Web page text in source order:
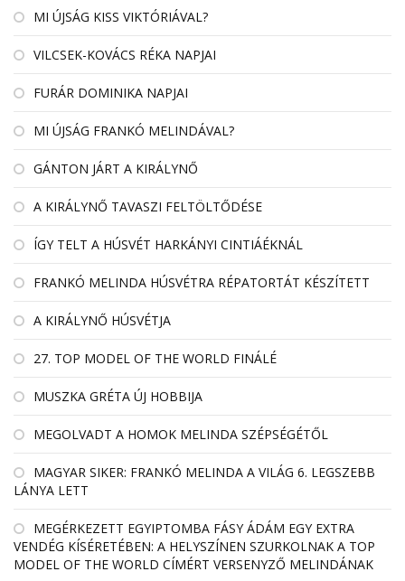
MI ÚJSÁG KISS VIKTÓRIÁVAL?
VILCSEK-KOVÁCS RÉKA NAPJAI
FURÁR DOMINIKA NAPJAI
MI ÚJSÁG FRANKÓ MELINDÁVAL?
GÁNTON JÁRT A KIRÁLYNŐ
A KIRÁLYNŐ TAVASZI FELTÖLTŐDÉSE
ÍGY TELT A HÚSVÉT HARKÁNYI CINTIÁÉKNÁL
FRANKÓ MELINDA HÚSVÉTRA RÉPATORTÁT KÉSZÍTETT
A KIRÁLYNŐ HÚSVÉTJA
27. TOP MODEL OF THE WORLD FINÁLÉ
MUSZKA GRÉTA ÚJ HOBBIJA
MEGOLVADT A HOMOK MELINDA SZÉPSÉGÉTŐL
MAGYAR SIKER: FRANKÓ MELINDA A VILÁG 6. LEGSZEBB
LÁNYA LETT
MEGÉRKEZETT EGYIPTOMBA FÁSY ÁDÁM EGY EXTRA
VENDÉG KÍSÉRETÉBEN: A HELYSZÍNEN SZURKOLNAK A TOP
MODEL OF THE WORLD CÍMÉRT VERSENYZŐ MELINDÁNAK